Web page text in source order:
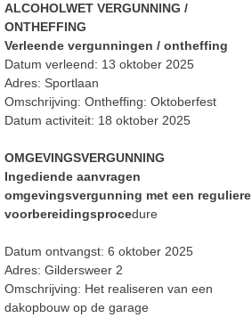
ALCOHOLWET VERGUNNING /
ONTHEFFING
Verleende vergunningen / ontheffing
Datum verleend: 13 oktober 2025
Adres: Sportlaan
Omschrijving: Ontheffing: Oktoberfest
Datum activiteit: 18 oktober 2025
OMGEVINGSVERGUNNING
Ingediende aanvragen
omgevingsvergunning met een reguliere
voorbereidingsprocedure
Datum ontvangst: 6 oktober 2025
Adres: Gildersweer 2
Omschrijving: Het realiseren van een
dakopbouw op de garage